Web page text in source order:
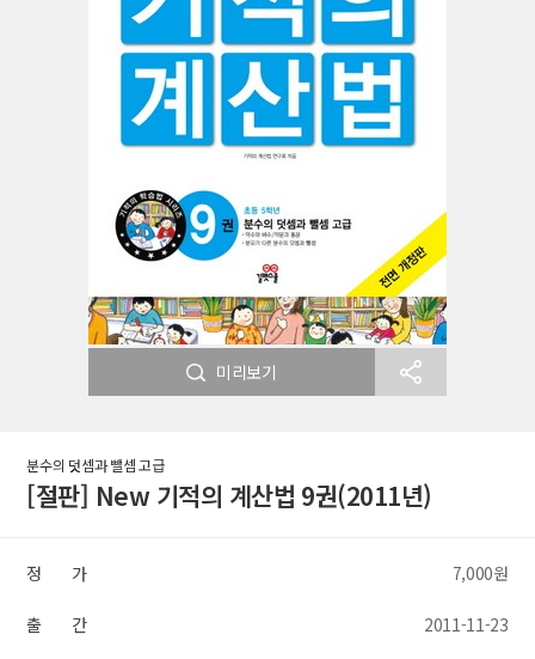
미리보기
분수의 덧셈과 뺄셈 고급
[절판] New 기적의 계산법 9권(2011년)
정 가 7,000원
출 간 2011-11-23